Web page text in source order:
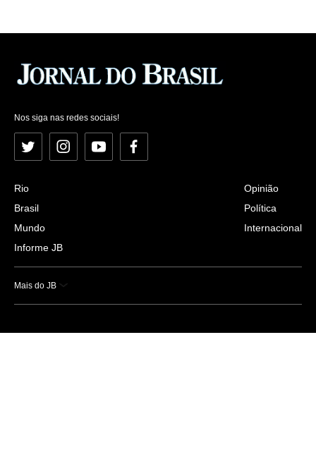
Nos siga nas redes sociais!
Twitter InstagramYouTubeFacebook
Rio
Brasil
Mundo
Informe JB
Opinião
Política
Internacional
Mais do JB
Esportes